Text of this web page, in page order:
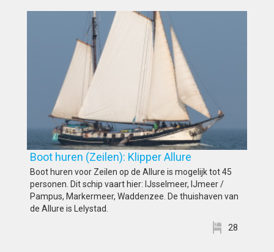
Boot huren (Zeilen): Klipper Allure
Boot huren voor Zeilen op de Allure is mogelijk tot 45
personen. Dit schip vaart hier: IJsselmeer, IJmeer /
Pampus, Markermeer, Waddenzee. De thuishaven van
de Allure is Lelystad.
28